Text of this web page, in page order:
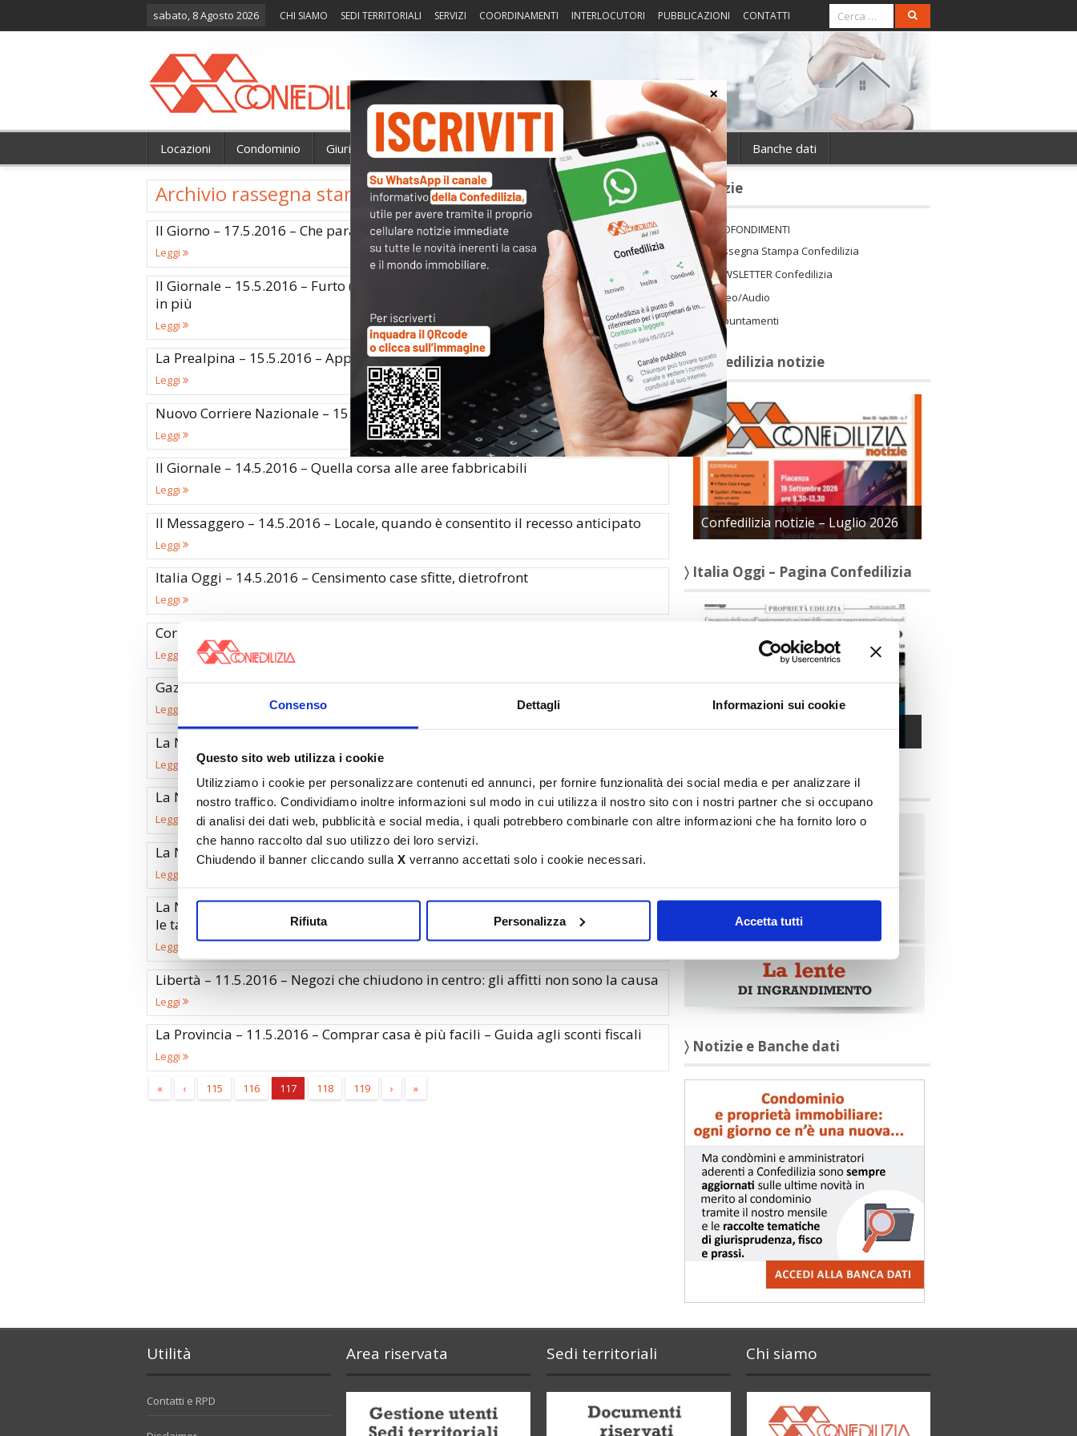
Consenso Dettagli Informazioni sui cookie
Questo sito web utilizza i cookie
Utilizziamo i cookie per personalizzare contenuti ed annunci, per fornire funzionalità dei social media e per analizzare il
nostro traffico. Condividiamo inoltre informazioni sul modo in cui utilizza il nostro sito con i nostri partner che si occupano
di analisi dei dati web, pubblicità e social media, i quali potrebbero combinarle con altre informazioni che ha fornito loro o
che hanno raccolto dal suo utilizzo dei loro servizi.
Chiudendo il banner cliccando sulla X verranno accettati solo i cookie necessari.
Rifiuta Personalizza Accetta tutti
sabato, 8 Agosto 2026 CHI SIAMO SEDI TERRITORIALI SERVIZI COORDINAMENTI INTERLOCUTORI PUBBLICAZIONI CONTATTI
Locazioni Condominio Giurisprudenza Fisco Portierato Intorno alla casa Notizie Banche dati
Archivio rassegna stampa
Il Giorno – 17.5.2016 – Che paradosso i fondi sprecati
Leggi
Il Giornale – 15.5.2016 – Furto (nascosto) agli artigiani: diciotto miliardi di tasse
in più
Leggi
La Prealpina – 15.5.2016 – Appello ai candidati: “casa, bene da tutelare”
Leggi
Nuovo Corriere Nazionale – 15.5.2016 – Piano casa in regione da mille alloggi
Leggi
Il Giornale – 14.5.2016 – Quella corsa alle aree fabbricabili
Leggi
Il Messaggero – 14.5.2016 – Locale, quando è consentito il recesso anticipato
Leggi
Italia Oggi – 14.5.2016 – Censimento case sfitte, dietrofront
Leggi
Corriere Adriatico – 14.5.2016 – La proprietà immobiliare e il turismo
Leggi
Gazzetta del Sud – 14.5.2016 – Contratti di locazione un patto conveniente
Leggi
La Nazione – 13.5.2016 – Il nodo dei contatori centralizzati
Leggi
La Nuova Ferrara – 13.5.2016 – Dimissioni: cambio nelle procedure
Leggi
La Nazione – 12.5.2016 – Dividere le spese dei lavori alla terrazza
Leggi
La Nazione – 12.5.2016 – “Stop al fisco-vampiro sulla casa – Abbassare subito
le tasse locali”
Leggi
Libertà – 11.5.2016 – Negozi che chiudono in centro: gli affitti non sono la causa
Leggi
La Provincia – 11.5.2016 – Comprar casa è più facili – Guida agli sconti fiscali
Leggi
« ‹ 115 116 117 118 119 › »
〉 Notizie
APPROFONDIMENTI
Rassegna Stampa Confedilizia
NEWSLETTER Confedilizia
Video/Audio
Appuntamenti
〉 Confedilizia notizie
Confedilizia notizie – Luglio 2026
〉 Italia Oggi – Pagina Confedilizia
〉 Rubriche
〉 Notizie e Banche dati
Utilità
Contatti e RPD
Area riservata Sedi territoriali Chi siamo